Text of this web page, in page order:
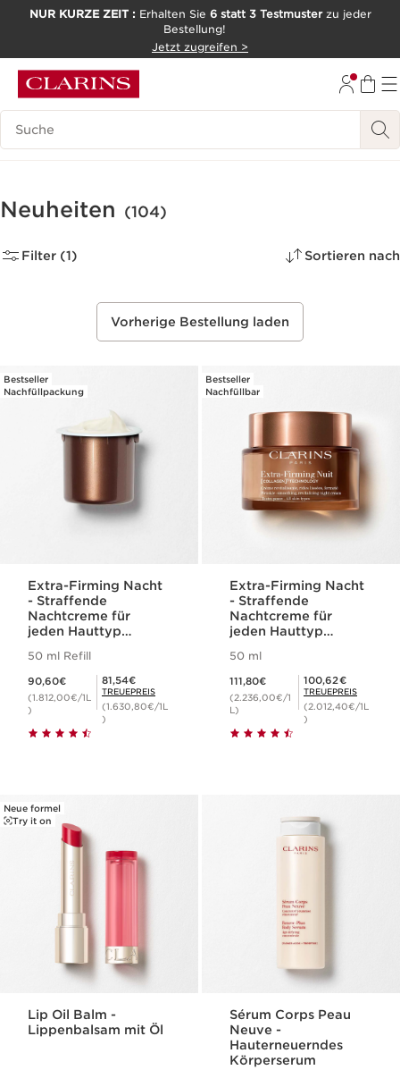
NUR KURZE ZEIT : Erhalten Sie 6 statt 3 Testmusterzu jeder
Bestellung!
Jetzt zugreifen >
Legende suchen
Neuheiten (104)
Filter (1) Sortieren nach
Vorherige Bestellung laden
Bestseller
Nachfüllpackung
Extra-Firming Nacht
- Straffende
Nachtcreme für
jeden Hauttyp
50 ml Refill
90,60€
(1.812,00€/1L
)
Mitgliederpreis 81,54€
81,54€
TREUEPREIS
(1.630,80€/1L
)
Bestseller
Nachfüllbar
Extra-Firming Nacht
- Straffende
Nachtcreme für
jeden Hauttyp
50 ml
111,80€
(2.236,00€/1
L)
Mitgliederpreis 100,62€
100,62€
TREUEPREIS
(2.012,40€/1L
)
Neue formel
Try it on
Lip Oil Balm -
Lippenbalsam mit Öl
Sérum Corps Peau
Neuve -
Hauterneuerndes
Körperserum